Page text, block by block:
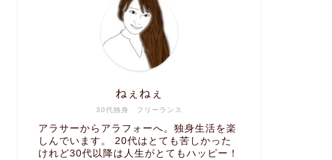
30代独身 フリーランス
ねぇねぇ
アラサーからアラフォーへ。独身生活を楽
しんでいます。 20代はとても苦しかった
けれど30代以降は人生がとてもハッピー！